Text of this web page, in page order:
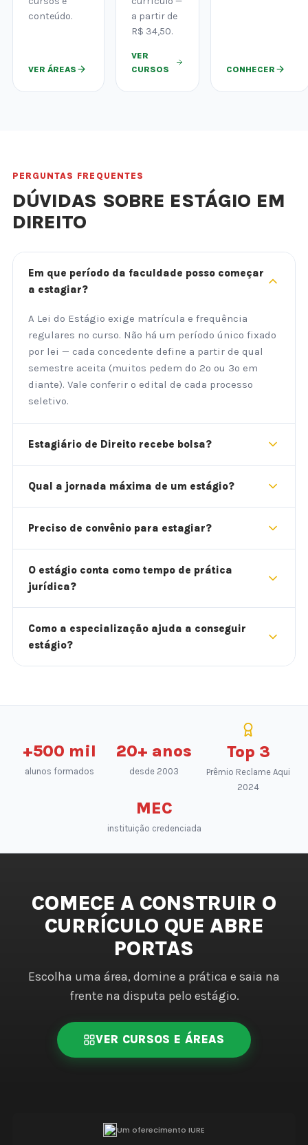
conteúdo.
VER ÁREAS
a partir de
R$ 34,50.
VER
CURSOS
CONHECER
PERGUNTAS FREQUENTES
DÚVIDAS SOBRE ESTÁGIO EM
DIREITO
Em que período da faculdade posso começar
a estagiar?
A Lei do Estágio exige matrícula e frequência
regulares no curso. Não há um período único fixado
por lei — cada concedente define a partir de qual
semestre aceita (muitos pedem do 2º ou 3º em
diante). Vale conferir o edital de cada processo
seletivo.
Estagiário de Direito recebe bolsa?
Qual a jornada máxima de um estágio?
Preciso de convênio para estagiar?
O estágio conta como tempo de prática
jurídica?
Como a especialização ajuda a conseguir
estágio?
+500 mil
alunos formados
20+ anos
desde 2003
Top 3
Prêmio Reclame Aqui
2024
MEC
instituição credenciada
COMECE A CONSTRUIR O
CURRÍCULO QUE ABRE
PORTAS
Escolha uma área, domine a prática e saia na
frente na disputa pelo estágio.
VER CURSOS E ÁREAS